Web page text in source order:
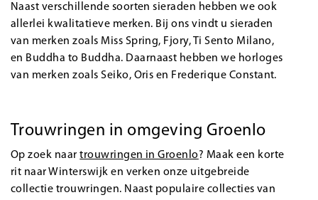
Naast verschillende soorten sieraden hebben we ook
allerlei kwalitatieve merken. Bij ons vindt u sieraden
van merken zoals Miss Spring, Fjory, Ti Sento Milano,
en Buddha to Buddha. Daarnaast hebben we horloges
van merken zoals Seiko, Oris en Frederique Constant.
Trouwringen in omgeving Groenlo
Op zoek naartrouwringen in Groenlo? Maak een korte
rit naar Winterswijk en verken onze uitgebreide
collectie trouwringen. Naast populaire collecties van